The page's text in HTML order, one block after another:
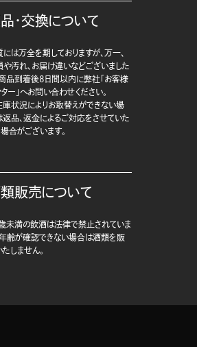
・交換について
には万全を期しておりますが、万一、
や汚れ、お届け違いなどございました
商品到着後8日間以内に弊社「お客様
ター」へお問い合わせください。
状況によりお取替えができない場
返品、返金によるご対応をさせていた
合がございます。
販売について
未満の飲酒は法律で禁止されていま
年齢が確認できない場合は酒類を販
たしません。